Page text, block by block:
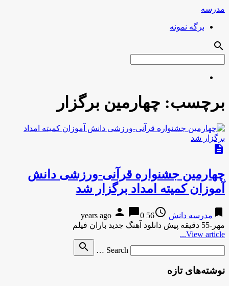
مدرسه
برگه نمونه
search
برچسب: چهارمین برگزار
description
چهارمین جشنواره قرآنی-ورزشی دانش
آموزان کمیته امداد برگزار شد
bookmark مدرسه دانش access_time
56 years ago
person chat_bubble0
مهر-55 دقیقه پیش دانلود آهنگ جدید باران فیلم
View article...
Search …
search
نوشته‌های تازه